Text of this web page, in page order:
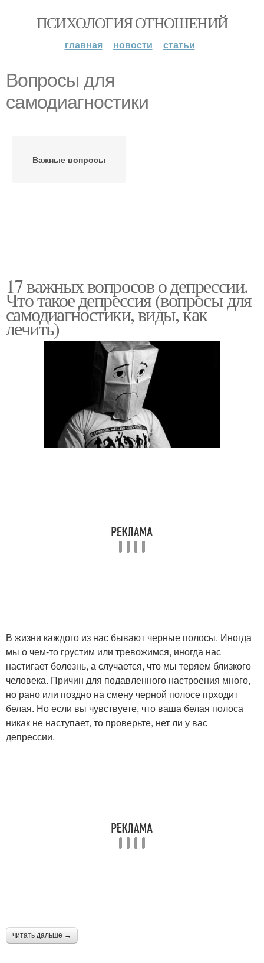
ПСИХОЛОГИЯ ОТНОШЕНИЙ
главная новости статьи
Вопросы для
самодиагностики
Важные вопросы
17 важных вопросов о депрессии.
Что такое депрессия (вопросы для
самодиагностики, виды, как
лечить)
В жизни каждого из нас бывают черные полосы. Иногда
мы о чем-то грустим или тревожимся, иногда нас
настигает болезнь, а случается, что мы теряем близкого
человека. Причин для подавленного настроения много,
но рано или поздно на смену черной полосе прходит
белая. Но если вы чувствуете, что ваша белая полоса
никак не наступает, то проверьте, нет ли у вас
депрессии.
читать дальше →